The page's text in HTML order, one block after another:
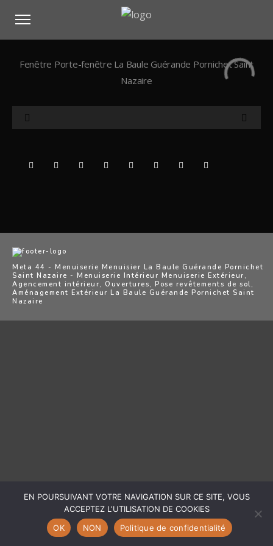
Fenêtre Porte-fenêtre La Baule Guérande Pornichet Saint
Nazaire
Meta 44 - Menuiserie Menuisier La Baule Guérande Pornichet
Saint Nazaire - Menuiserie Intérieur Menuiserie Extérieur,
Agencement intérieur, Ouvertures, Pose revêtements de sol,
Aménagement Extérieur La Baule Guérande Pornichet Saint
Nazaire
EN POURSUIVANT VOTRE NAVIGATION SUR CE SITE, VOUS
ACCEPTEZ L'UTILISATION DE COOKIES
OK
NON Politique de confidentialité